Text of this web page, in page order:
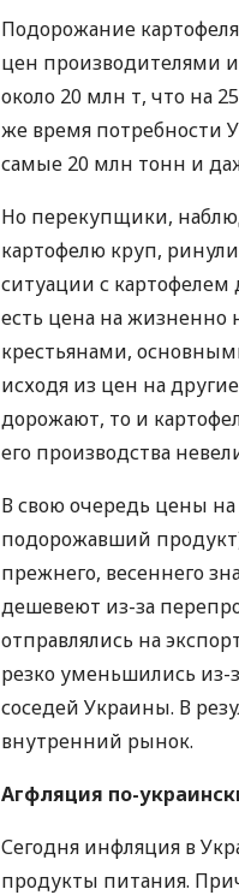
Подорожание
цен производителями
около 20 млн т, что на
же время потребности
самые 20 млн тонн и
Но перекупщики,
картофелю круп,
ситуации с картофелем
есть цена на жизненно
крестьянами,
исходя из цен на
дорожают, то и
его производства
В свою очередь цены
подорожавший
прежнего, весеннего
дешевеют из-за
отправлялись на
резко уменьшились
соседей Украины. В
внутренний рынок.
Агфляция по-
Сегодня инфляция в
продукты питания.